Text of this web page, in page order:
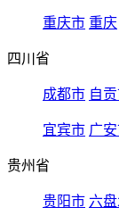
重庆市 重庆
四川省
成都市 自
宜宾市 广
贵州省
贵阳市 六